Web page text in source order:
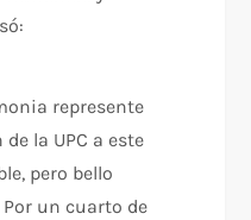
represente
la UPC a este
pero bello
un cuarto de